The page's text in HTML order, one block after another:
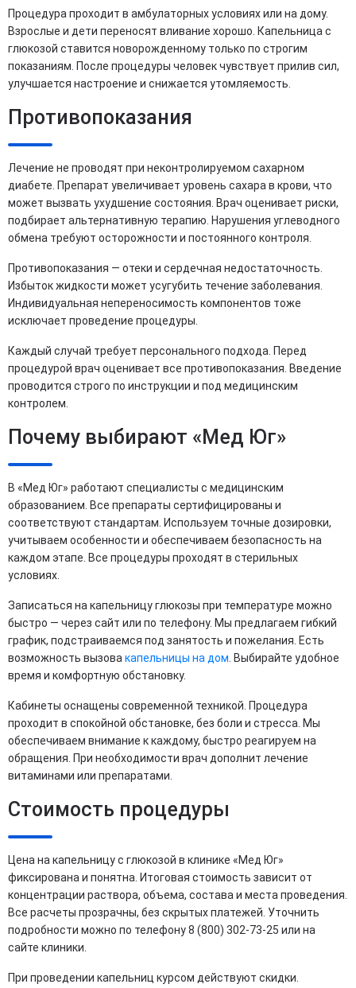
Процедура проходит в амбулаторных условиях или на дому.
Взрослые и дети переносят вливание хорошо. Капельница с
глюкозой ставится новорожденному только по строгим
показаниям. После процедуры человек чувствует прилив сил,
улучшается настроение и снижается утомляемость.
Противопоказания
Лечение не проводят при неконтролируемом сахарном
диабете. Препарат увеличивает уровень сахара в крови, что
может вызвать ухудшение состояния. Врач оценивает риски,
подбирает альтернативную терапию. Нарушения углеводного
обмена требуют осторожности и постоянного контроля.
Противопоказания — отеки и сердечная недостаточность.
Избыток жидкости может усугубить течение заболевания.
Индивидуальная непереносимость компонентов тоже
исключает проведение процедуры.
Каждый случай требует персонального подхода. Перед
процедурой врач оценивает все противопоказания. Введение
проводится строго по инструкции и под медицинским
контролем.
Почему выбирают «Мед Юг»
В «Мед Юг» работают специалисты с медицинским
образованием. Все препараты сертифицированы и
соответствуют стандартам. Используем точные дозировки,
учитываем особенности и обеспечиваем безопасность на
каждом этапе. Все процедуры проходят в стерильных
условиях.
Записаться на капельницу глюкозы при температуре можно
быстро — через сайт или по телефону. Мы предлагаем гибкий
график, подстраиваемся под занятость и пожелания. Есть
возможность вызова капельницы на дом . Выбирайте удобное
время и комфортную обстановку.
Кабинеты оснащены современной техникой. Процедура
проходит в спокойной обстановке, без боли и стресса. Мы
обеспечиваем внимание к каждому, быстро реагируем на
обращения. При необходимости врач дополнит лечение
витаминами или препаратами.
Стоимость процедуры
Цена на капельницу с глюкозой в клинике «Мед Юг»
фиксирована и понятна. Итоговая стоимость зависит от
концентрации раствора, объема, состава и места проведения.
Все расчеты прозрачны, без скрытых платежей. Уточнить
подробности можно по телефону 8 (800) 302-73-25 или на
сайте клиники.
При проведении капельниц курсом действуют скидки.